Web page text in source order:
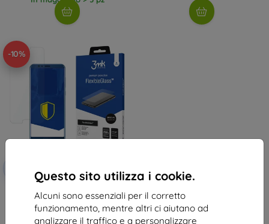
Questo sito utilizza i cookie.
Alcuni sono essenziali per il corretto
funzionamento, mentre altri ci aiutano ad
analizzare il traffico e a personalizzare
-10%
sconto
3MK FlexibleGlass Huawei Honor
View 10 vetro ibrido
(5903108021036)
11,90 €